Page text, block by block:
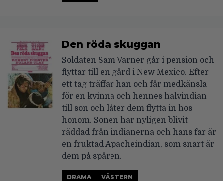
Den röda skuggan
Soldaten Sam Varner går i pension och
flyttar till en gård i New Mexico. Efter
ett tag träffar han och får medkänsla
för en kvinna och hennes halvindian
till son och låter dem flytta in hos
honom. Sonen har nyligen blivit
räddad från indianerna och hans far är
en fruktad Apacheindian, som snart är
dem på spåren.
DRAMA VÄSTERN